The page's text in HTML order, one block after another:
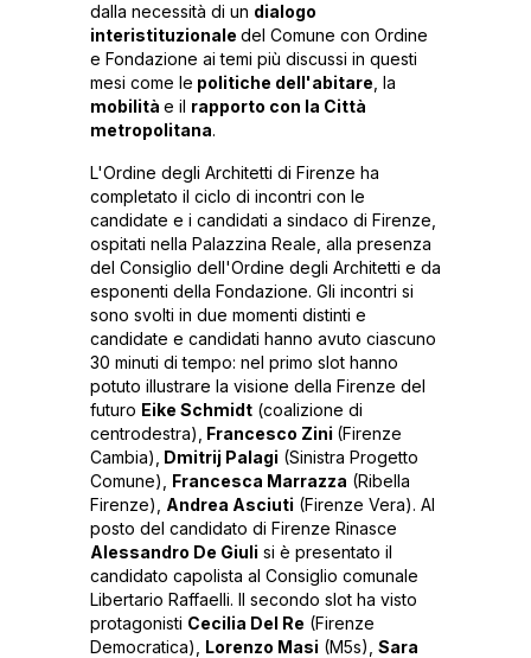
dalla necessità di un dialogo
interistituzionale del Comune con Ordine
e Fondazione ai temi più discussi in questi
mesi come le politiche dell'abitare , la
mobilità e il rapporto con la Città
metropolitana.
L'Ordine degli Architetti di Firenze ha
completato il ciclo di incontri con le
candidate e i candidati a sindaco di Firenze,
ospitati nella Palazzina Reale, alla presenza
del Consiglio dell'Ordine degli Architetti e da
esponenti della Fondazione. Gli incontri si
sono svolti in due momenti distinti e
candidate e candidati hanno avuto ciascuno
30 minuti di tempo: nel primo slot hanno
potuto illustrare la visione della Firenze del
futuro Eike Schmidt (coalizione di
centrodestra), Francesco Zini (Firenze
Cambia), Dmitrij Palagi (Sinistra Progetto
Comune), Francesca Marrazza (Ribella
Firenze), Andrea Asciuti (Firenze Vera). Al
posto del candidato di Firenze Rinasce
Alessandro De Giuli si è presentato il
candidato capolista al Consiglio comunale
Libertario Raffaelli. Il secondo slot ha visto
protagonisti Cecilia Del Re (Firenze
Democratica), Lorenzo Masi (M5s), Sara